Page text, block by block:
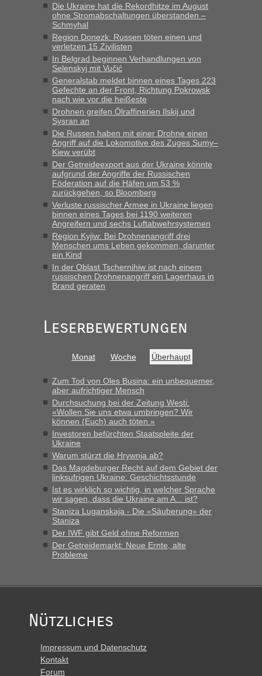
Milliarden aufgedeckt
„Kein Zoll. Du musst an sich nur sagen dass das privat ist
und du nicht damit handeln willst. So lange das nicht
Originalverpackt ist und ersichlich das nicht neu sollte es
keine Probleme geben“
Recht, Visa und Dokumente • Deklaration
gebrauchter Kleidung beim Zoll
„Hallo Leute, ich weiß nicht, ob ich hier richtig bin mit meiner
Anfrage. Ich möchte 4 Umzugskartons mit gebrauchter
Straßen Kleidung bei der Einreise in die Ukraine
mitnehmen. Es ist gebrauchte Kleidung...“
Berichte und Reisetipps • Re: An welchem
Grenzübergang zwischen Polen und der Ukraine geht es am
schnellsten?
„Wir sind mit unserem Wohnmobil, wie geplant am Montag
15.6. in Krakovets rüber. Sehr zeitig los gegen 5 Uhr in der
Früh. Mit sehr sehr wenig Verkehr, super bis zur Grenze. Nur
8 PKW vor der Schranke....“
inBerichte und Reisetipps • Re: An welchem
Grenzübergang zwischen Polen und der Ukraine geht es am
schnellsten?
schnell da auch Passagiere mit EU-Pass dabei waren“
Berichte und Reisetipps • Re: An welchem
Grenzübergang zwischen Polen und der Ukraine geht es am
„Bin am Montag 15.6.26 um 8 Uhr in Urgyniw ausgereist,
das erste Mal an einem Montagmorgen ca. 15 Fahrzeuge
vor mir, bin sonst der Erste oder Zweite, egal, nach ca 20
Minuten wurde dann die nächste Welle...“
Berichte und Reisetipps • Re: An welchem
Grenzübergang zwischen Polen und der Ukraine geht es am
schnellsten?
„Derzeit, ist es überall sehr voll an den Grenzen Ukraine/
Polen. Zb. Krakovets 100 PKW ca. 10 h Wartezeit. Wollen
Montag rüber, versuchen es sehr früh.“
Die Ukraine hat die Rekordhitze im August
ohne Stromabschaltungen überstanden –
Schmyhal
Region Donezk: Russen töten einen und
verletzen 15 Zivilisten
In Belgrad beginnen Verhandlungen von
Selenskyj mit Vučić
Generalstab meldet binnen eines Tages 223
Gefechte an der Front, Richtung Pokrowsk
nach wie vor die heißeste
Drohnen greifen Ölraffinerien Ilskij und
Sysran an
Die Russen haben mit einer Drohne einen
Angriff auf die Lokomotive des Zuges Sumy–
Kiew verübt
Der Getreideexport aus der Ukraine könnte
aufgrund der Angriffe der Russischen
Föderation auf die Häfen um 53 %
zurückgehen, so Bloomberg
Verluste russischer Armee in Ukraine liegen
binnen eines Tages bei 1190 weiteren
Angreifern und sechs Luftabwehrsystemen
Region Kyjiw: Bei Drohnenangriff drei
Menschen ums Leben gekommen, darunter
ein Kind
In der Oblast Tschernihiw ist nach einem
russischen Drohnenangriff ein Lagerhaus in
Brand geraten
Leserbewertungen
Monat Woche Überhaupt
Zum Tod von Oles Busina: ein unbequemer,
aber aufrichtiger Mensch
Durchsuchung bei der Zeitung Westi:
«Wollen Sie uns etwa umbringen? Wir
können (Euch) auch töten.»
Investoren befürchten Staatspleite der
Ukraine
Warum stürzt die Hrywnja ab?
Das Magdeburger Recht auf dem Gebiet der
linksufrigen Ukraine: Geschichtsstunde
Ist es wirklich so wichtig, in welcher Sprache
wir sagen, dass die Ukraine am A... ist?
Staniza Luganskaja - Die «Säuberung» der
Staniza
Der IWF gibt Geld ohne Reformen
Der Getreidemarkt: Neue Ernte, alte
Probleme
Nützliches
Impressum und Datenschutz
Kontakt
Forum